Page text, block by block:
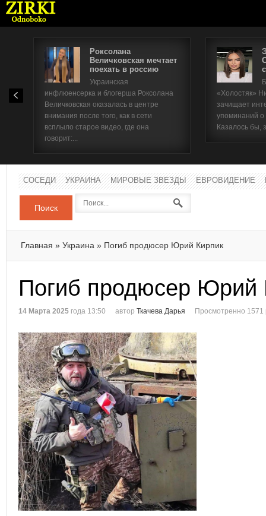
Роксолана
Величковская мечтает
поехать в россию
Украинская
инфлюенсерка и блогерша Роксолана
Величковская оказалась в центре
внимания после того, как в сети
всплыло старое видео, где она
говорит:...
«Холостяк»
зачищает
упоминаний
Казалось бы,
СОСЕДИ УКРАИНА МИРОВЫЕ ЗВЕЗДЫ ЕВРОВИДЕНИЕ
Поиск
Главная » Украина » Погиб продюсер Юрий Кирпик
Погиб продюсер Юрий
14 Марта 2025 года 13:50 автор Ткачева Дарья Просмотренно 1571
Имя